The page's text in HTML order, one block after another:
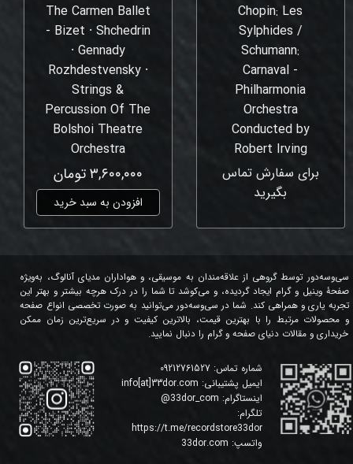
Chopin: Les
Sylphides /
Schumann:
Carnaval -
Philharmonia
Orchestra
Conducted by
Robert Irving
برای سفارش تماس
بگیرید
The Carmen Ballet
- Bizet ⸱ Shchedrin
⸱ Gennady
Rozhdestvensky ⸱
Strings &
Percussion Of The
Bolshoi Theatre
Orchestra
۳,۶۰۰,۰۰۰ تومان
افزودن به سبد خرید
شماره تماس:
ایمیل پشتیبانی: info[at]33dor.com
اینستاگرام: 33dor_com
@
تلگرام:
https://t.me/recordstore33dor
واتسپ: 33dor.com
سی‌وسه‌دور توسط گروهی از علاقه‌مندان به موسیقی، و هواداران مدیای آنالوگ، به‌ویژه
صفحۀ وینیل و گرام ایجاد گردیده، و می‌کوشد تا شما را در درک هرچه بیشتر و بهتر این
تجربه یاری و همراهی کند. شما در سی‌وسه‌دور می‌توانید به صورت تخصصی انواع صفحه
و محصولات مرتبط را با بهترین قیمت، بالاترین کیفیت و در سریع‌ترین زمان ممکن
خریداری و مقالات دنیای صفحه و گرام را دنبال نمایید.